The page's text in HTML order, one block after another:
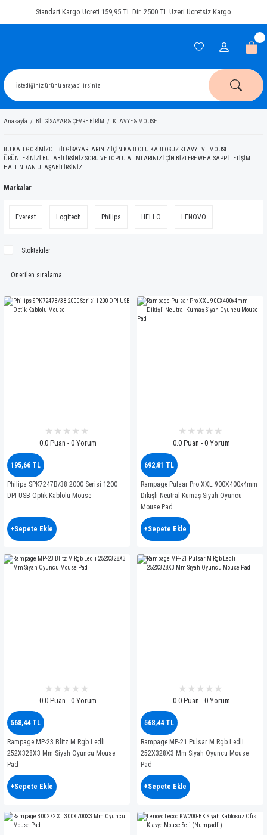
Standart Kargo Ücreti 159,95 TL Dir. 2500 TL Üzeri Ücretsiz Kargo
Anasayfa BİLGİSAYAR & ÇEVRE BİRİM KLAVYE & MOUSE
BU KATEGORİMİZDE BİLGİSAYARLARINIZ İÇİN KABLOLU KABLOSUZ KLAVYE VE MOUSE
ÜRÜNLERİNİZİ BULABİLİRSİNİZ SORU VE TOPLU ALIMLARINIZ İÇİN BİZLERE WHATSAPP İLETİŞİM
HATTINDAN ULAŞABİLİRSİNİZ.
Markalar
Everest Logitech Philips HELLO LENOVO
Stoktakiler
0.0 Puan - 0 Yorum
195,66 TL
Philips SPK7247B/38 2000 Serisi 1200
DPI USB Optik Kablolu Mouse
+Sepete Ekle
0.0 Puan - 0 Yorum
692,81 TL
Rampage Pulsar Pro XXL 900X400x4mm
Dikişli Neutral Kumaş Siyah Oyuncu
Mouse Pad
+Sepete Ekle
0.0 Puan - 0 Yorum
568,44 TL
Rampage MP-23 Blitz M Rgb Ledli
252X328X3 Mm Siyah Oyuncu Mouse
Pad
+Sepete Ekle
0.0 Puan - 0 Yorum
568,44 TL
Rampage MP-21 Pulsar M Rgb Ledli
252X328X3 Mm Siyah Oyuncu Mouse
Pad
+Sepete Ekle